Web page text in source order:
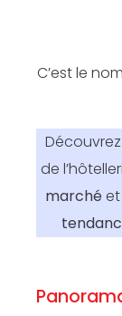
C’est le
de
marché